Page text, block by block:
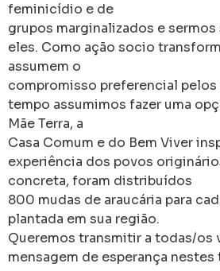
feminicídio e de
grupos marginalizados e
eles. Como ação socio
assumem o
compromisso preferencial pelos
tempo assumimos fazer uma
Mãe Terra, a
Casa Comum e do Bem Viver
experiência dos povos
concreta, foram distribuídos
800 mudas de araucária para
plantada em sua região.
Queremos transmitir a todas/os
mensagem de esperança